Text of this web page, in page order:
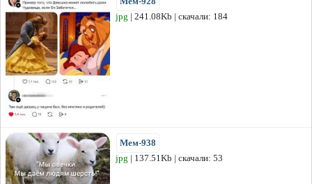
jpg | 241.08Kb | скачали: 184
Мем-938
jpg | 137.51Kb | скачали: 53